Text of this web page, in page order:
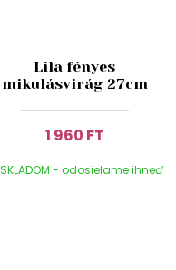
Lila fényes
mikulásvirág 27cm
1 960 FT
SKLADOM - odosielame ihneď